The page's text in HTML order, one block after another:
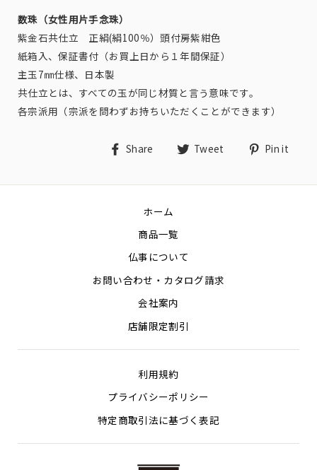
数珠（女性用片手念珠）
紫金石共仕立 正絹(絹100％）頭付房紫紺色
紙箱入、保証書付（お買上日から１年間保証）
主玉7㎜仕様、日本製
共仕立とは、すべての玉が同じ材質と言う意味です。
各宗派用（宗派を問わずお持ちいただくことができます）
Share
Share Tweet
Tweet Pin it
ホーム
商品一覧
仏事について
お問い合わせ・カタログ請求
会社案内
店舗限定割引
利用規約
プライバシーポリシー
特定商取引法に基づく表記